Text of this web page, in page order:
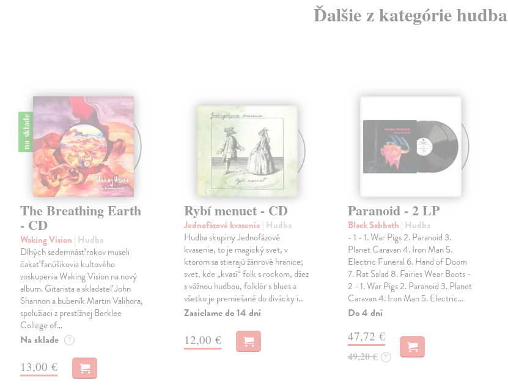
Ďalšie z kategórie hudba
na sklade
The Breathing Earth
- CD
Waking Vision | Hudba
Dlhých sedemnásť rokov museli
čakať fanúšikovia kultového
zoskupenia Waking Vision na nový
album. Gitarista a skladateľ John
Shannon a bubeník Martin Valihora,
spolužiaci z prestížnej Berklee
College of…
Na sklade ?
13,00 €
Rybí menuet - CD
Jednofázové kvasenie | Hudba
Hudba skupiny Jednofázové
kvasenie, to je magický svet, v
ktorom sa stierajú žánrové hranice;
svet, kde „kvasí“ folk s rockom, džez
s vážnou hudbou, folklór s blues a
všetko je premiešané do divácky i…
Zasielame do 14 dní
12,00 €
Paranoid - 2 LP
Black Sabbath | Hudba
- 1 - 1. War Pigs 2. Paranoid 3.
Planet Caravan 4. Iron Man 5.
Electric Funeral 6. Hand of Doom
7. Rat Salad 8. Fairies Wear Boots -
2 - 1. War Pigs 2. Paranoid 3. Planet
Caravan 4. Iron Man 5. Electric…
Do 4 dní
47,72 €
49,20 € ?